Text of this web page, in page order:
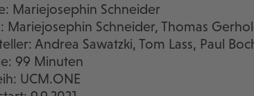
Mariejosephin Schneider
Mariejosephin Schneider, Thomas
Andrea Sawatzki, Tom Lass, Paul
99 Minuten
UCM.ONE